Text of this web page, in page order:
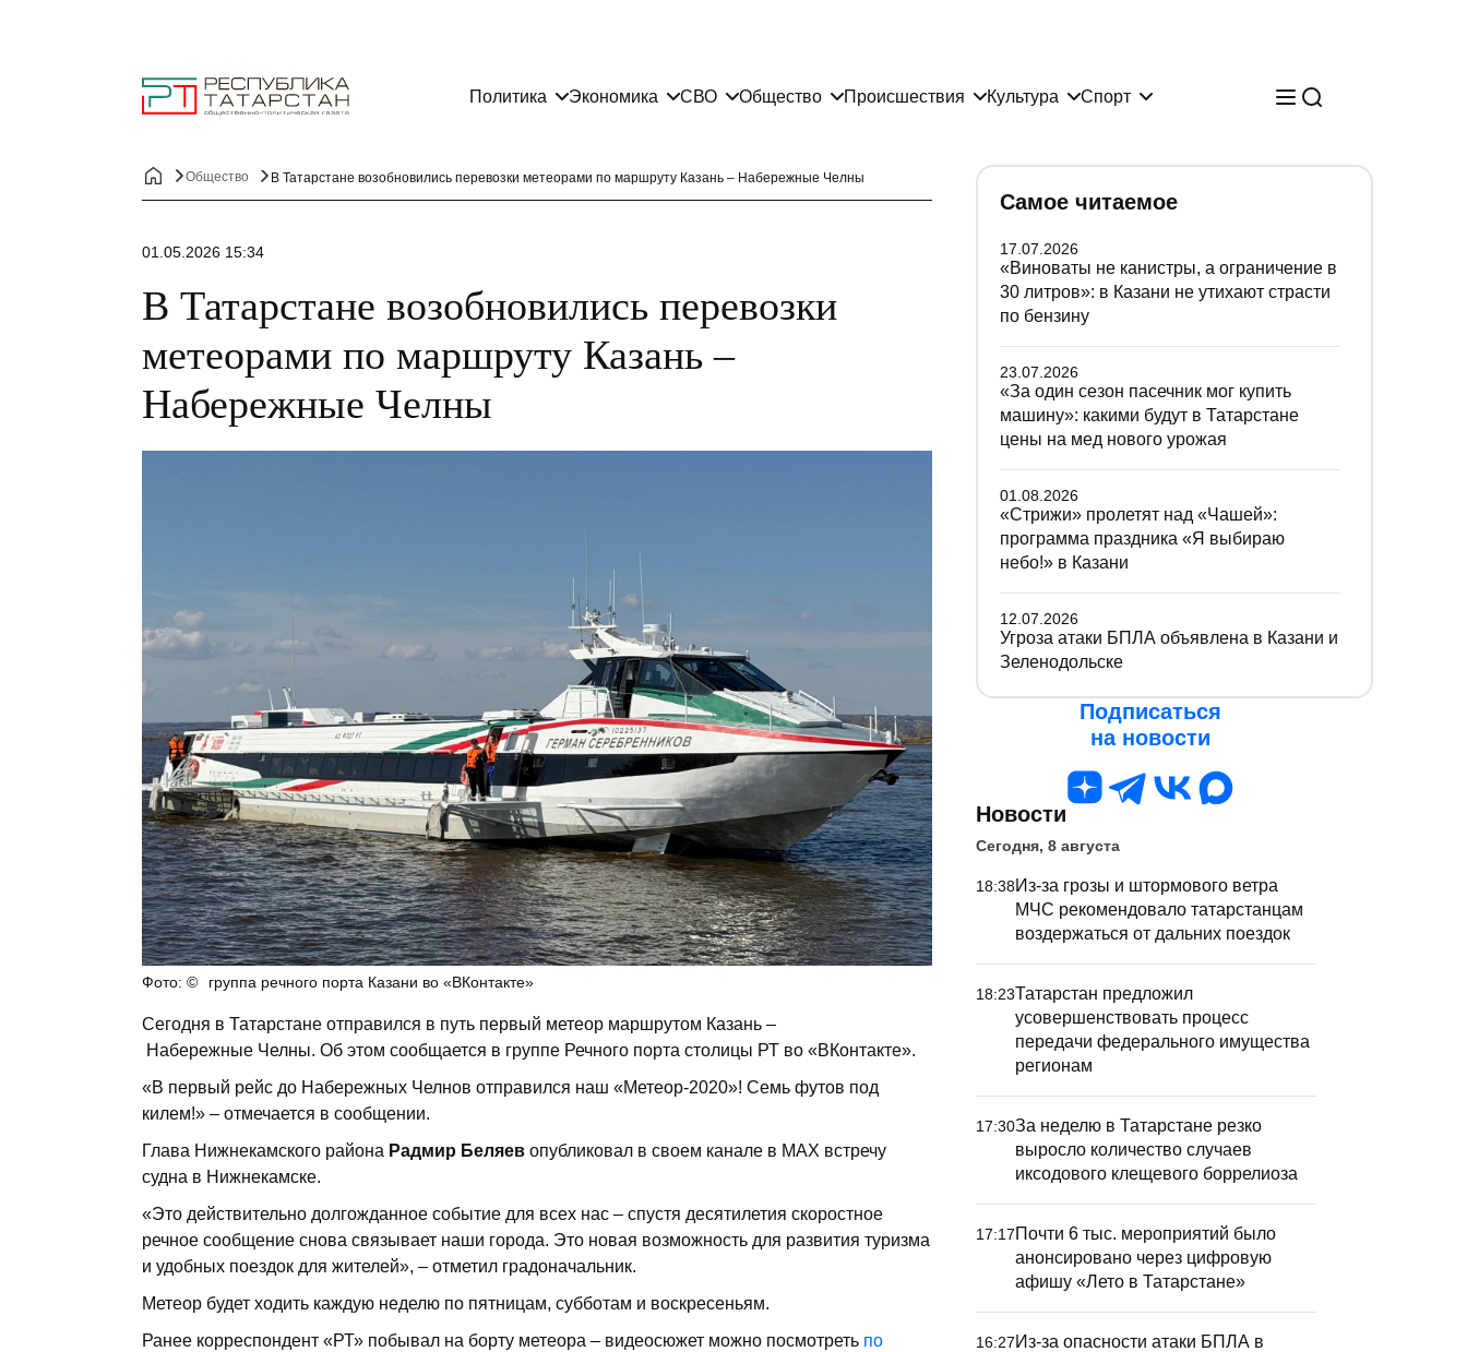
Политика Экономика СВО Общество Происшествия Культура Спорт
Общество В Татарстане возобновились перевозки метеорами по маршруту Казань – Набережные Челны
01.05.2026 15:34
В Татарстане возобновились перевозки
метеорами по маршруту Казань –
Набережные Челны
группа речного порта Казани во «ВКонтакте»
Сегодня в Татарстане отправился в путь первый метеор маршрутом Казань –
Набережные Челны. Об этом сообщается в группе Речного порта столицы РТ во «ВКонтакте».
«В первый рейс до Набережных Челнов отправился наш «Метеор-2020»! Семь футов под
килем!» – отмечается в сообщении.
Глава Нижнекамского района Радмир Беляев опубликовал в своем канале в МАХ встречу
судна в Нижнекамске.
«Это действительно долгожданное событие для всех нас – спустя десятилетия скоростное
речное сообщение снова связывает наши города. Это новая возможность для развития туризма
и удобных поездок для жителей», – отметил градоначальник.
Метеор будет ходить каждую неделю по пятницам, субботам и воскресеньям.
Ранее корреспондент «РТ» побывал на борту метеора – видеосюжет можно посмотреть по
Самое читаемое
17.07.2026
«Виноваты не канистры, а ограничение в
30 литров»: в Казани не утихают страсти
по бензину
23.07.2026
«За один сезон пасечник мог купить
машину»: какими будут в Татарстане
цены на мед нового урожая
01.08.2026
«Стрижи» пролетят над «Чашей»:
программа праздника «Я выбираю
небо!» в Казани
12.07.2026
Угроза атаки БПЛА объявлена в Казани и
Зеленодольске
Подписаться
на новости
Новости
Сегодня, 8 августа
18:38Из-за грозы и штормового ветра
МЧС рекомендовало татарстанцам
воздержаться от дальних поездок
18:23Татарстан предложил
усовершенствовать процесс
передачи федерального имущества
регионам
17:30За неделю в Татарстане резко
выросло количество случаев
иксодового клещевого боррелиоза
17:17Почти 6 тыс. мероприятий было
анонсировано через цифровую
афишу «Лето в Татарстане»
16:27Из-за опасности атаки БПЛА в